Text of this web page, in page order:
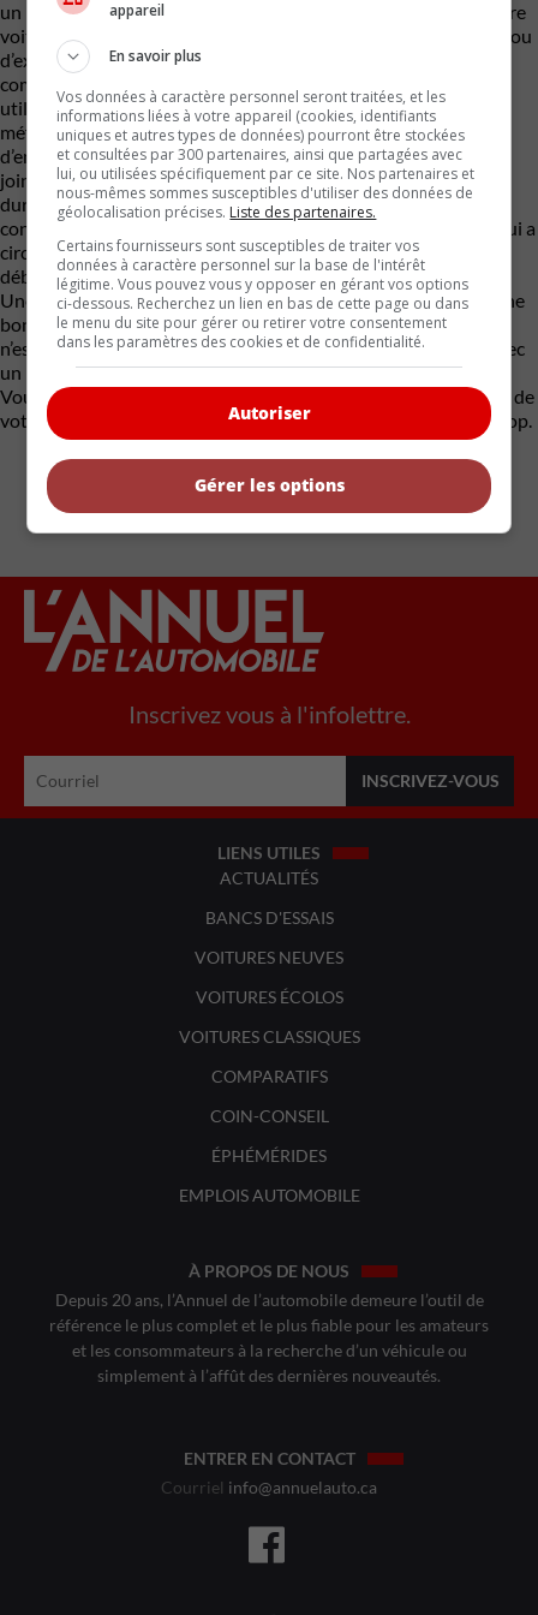
un réel plaisir à prendre part nous même à la réparation de notre
voiture ancienne. Mais, il y a un mais. Si le manque d’assurance ou
d’expérience vous porte à investir vos économies dans une
compagnie qui fabrique de la pâte à joint tellement vous en
utilisez lors que vos aventures dans le garage, alors il faut vous
méfier de vous. Le fait de mettre de la pâte à joint est très bien,
d’en mettre trop ce ne l’est pas. Plusieurs vont utiliser la pâte à
joint pour faire le travail qu’ils n’ont pas su réaliser eux-mêmes
durant une réparation. Ça peut parfois fonctionner sans
conséquences, mais ce n’est pas rare de voir de la pâte à joint qui a
circulé ailleurs qu’à l’endroit prévu tellement la générosité
débordait de partout…
Une mince couche suffira sur le joint en papier pour garantir une
bonne étanchéité. Vous pouvez penser que d’en mettre trop ce
n’est pas grave, de toute façon vous allez enlever l’excédent avec
un linge ou votre doigt, alors pourquoi je m’énerve?
Vous ferez comment pour enlever ce qui dégouline à l’intérieur de
votre moteur, ou de la transmission? Moins c’est mieux que trop.
Inscrivez vous à l'infolettre.
LIENS UTILES
ACTUALITÉS
BANCS D'ESSAIS
VOITURES NEUVES
VOITURES ÉCOLOS
VOITURES CLASSIQUES
COMPARATIFS
COIN-CONSEIL
ÉPHÉMÉRIDES
EMPLOIS AUTOMOBILE
À PROPOS DE NOUS
Depuis 20 ans, l’Annuel de l’automobile demeure l’outil de
référence le plus complet et le plus fiable pour les amateurs
et les consommateurs à la recherche d’un véhicule ou
simplement à l’affût des dernières nouveautés.
ENTRER EN CONTACT
Courriel info@annuelauto.ca
appareil
En savoir plus
Vos données à caractère personnel seront traitées, et les
informations liées à votre appareil (cookies, identifiants
uniques et autres types de données) pourront être stockées
et consultées par 300 partenaires, ainsi que partagées avec
lui, ou utilisées spécifiquement par ce site. Nos partenaires et
nous-mêmes sommes susceptibles d'utiliser des données de
géolocalisation précises. Liste des partenaires.
Certains fournisseurs sont susceptibles de traiter vos
données à caractère personnel sur la base de l'intérêt
légitime. Vous pouvez vous y opposer en gérant vos options
ci-dessous. Recherchez un lien en bas de cette page ou dans
le menu du site pour gérer ou retirer votre consentement
dans les paramètres des cookies et de confidentialité.
Autoriser
Gérer les options